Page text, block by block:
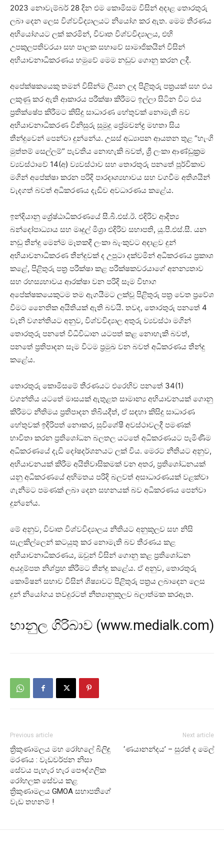
2023 නොවැම්බර් 28 දින එම කොමිසම විසින් අදාළ තොරතුරු
ලබා දෙන ලෙස විශ්වවිද්‍යාලයට නියෝග කර ඇත. මෙම තීරණය
අභියෝගයට ලක් කරමින්, විවෘත විශ්වවිද්‍යාලය, එහි
උපකුලපතිවරයා සහ පාලක සභාවේ සාමාජිකයින් විසින්
අභියාචනාධිකරණය හමුවේ මෙම නඩුව ගොනු කරන ලදී.
අපේක්ෂකයෙකු තමන් විසින්ම ලියන ලද පිළිතුරු පත්‍රයක් සහ එය
ලකුණු කර ඇති ආකාරය පරීක්ෂා කිරීමට ඉල්ලා සිටින විට එය
ප්‍රතික්ෂේප කිරීමට කිසිදු සාධාරණ හේතුවක් නොමැති බව
අභියාචනාධිකරණ විනිසුරු සුමුදු ප්‍රේමචන්ද්‍ර මහතා සිය
තීන්දුවෙන් පෙන්වා දුන්නේය. උසස් අධ්‍යාපන ආයතන තුළ “හැංගි
මුත්තම් සෙල්ලම්” පැවතිය නොහැකි බවත්, ශ්‍රී ලංකා ආණ්ඩුක්‍රම
ව්‍යවස්ථාවේ 14(අ) ව්‍යවස්ථාව සහ තොරතුරු පනතේ පූර්විකාව
මගින් අපේක්ෂා කරන පරිදි පාරදෘශ්‍යභාවය සහ වගවීම අතිශයින්
වැදගත් බවත් අධිකරණය දැඩිව අවධාරණය කළේය.
ඉන්දියානු ශ්‍රේෂ්ඨාධිකරණයේ සී.බී.එස්.ඊ. එදිරිව ආදිත්‍ය
බන්දෝපාධ්‍යාය සහ මෘදුල් මිශ්‍රා එදිරිව සභාපති, යූ.පී.එස්.සී. යන
නඩු තීන්දු මෙන්ම මෑතකදී ලංකා බැංකුවට අදාළව දුන්
අභියාචනාධිකරණ තීන්දුවක් ද උපුටා දක්වමින් අධිකරණය ප්‍රකාශ
කළේ, පිළිතුරු පත්‍ර පරීක්ෂා කළ පරීක්ෂකවරයාගේ අනන්‍යතාව
සහ රහස්‍යභාවය ආරක්ෂා වන පරිදි සෑම විභාග
අපේක්ෂකයෙකුටම තම ඇගයීමට ලක්වූ පිළිතුරු පත්‍ර වෙත ප්‍රවේශ
වීමට නෛතික අයිතියක් ඇති බවයි. තවද, තොරතුරු පනතේ 4
වැනි වගන්තියට අනුව, විශ්වවිද්‍යාල අතුරු ව්‍යවස්ථා මගින්
තොරතුරු පනතේ විධිවිධාන යටපත් කළ නොහැකි බවත්,
පනතේ ප්‍රතිපාදන සෑම විටම ප්‍රමුඛ වන බවත් අධිකරණය තීන්දු
කළේය.
තොරතුරු කොමිසමේ තීරණයට එරෙහිව පනතේ 34(1)
වගන්තිය යටතේ මාසයක් ඇතුළත සාමාන්‍ය අභියාචනයක් ගොනු
කිරීමට නීතිමය ප්‍රතිපාදන තිබියදීත්, ඒ සඳහා කිසිදු සාධාරණ
හේතුවක් ඉදිරිපත් නොකර, සුවිශේෂී අවස්ථාවලදී පමණක්
භාවිතා කරන ප්‍රතිශෝධන බලතල යටතේ අධිකරණයට පැමිණීම
අධිකරණයේ දැඩි දෝෂදර්ශනයට ලක් විය. මෙරට නීතියට අනුව,
අභියාචනයක් කිරීම අයිතිවාසිකමක් වන අතර, ප්‍රතිශෝධනයක්
යනු අධිකරණයේ අභිමතය පරිදි බලවත් අසාධාරණයක් වළක්වා
ගැනීමට පමණක් ලබා දෙන සහනයක් බව අධිකරණය පෙන්වා
දුන්නේය.
මේ අනුව, විවෘත විශ්වවිද්‍යාලය නීතියට අනුකූලව සහ නිසි
සැලකිල්ලෙන් කටයුතු කර නොමැති බව තීරණය කළ
අභියාචනාධිකරණය, ඔවුන් විසින් ගොනු කළ ප්‍රතිශෝධන
අයදුම්පත නිශ්ප්‍රභ කිරීමට තීන්දු කළේය. ඒ අනුව, තොරතුරු
කොමිෂන් සභාව විසින් ශිෂ්‍යාවට පිළිතුරු පත්‍රය ලබාදෙන ලෙස
දුන් නියෝගය තවදුරටත් නීත්‍යානුකූලව බලාත්මක කරඇත.
භානුල ගිරිබාව (www.medialk.com)
Previous article
ත්‍රිකුණාමලය මහ රෝහලේ බිලිඳු
මරණය : වැඩවර්ජන නිසා
සේවය පැහැර හැර පෞද්ගලික
රෝහලක සේවය කළ
ත්‍රිකුණාමලය GMOA සභාපතිගේ
වැඩ තහනම් !
Next article
‘ණයානන්දය’ – සුරත් ද මෙල්